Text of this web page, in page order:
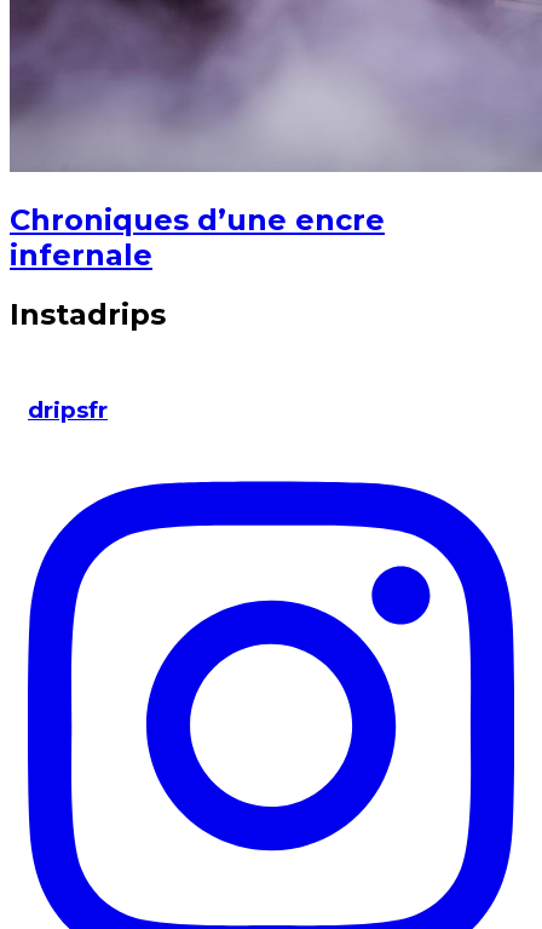
Chroniques d’une encre
infernale
Instadrips
dripsfr